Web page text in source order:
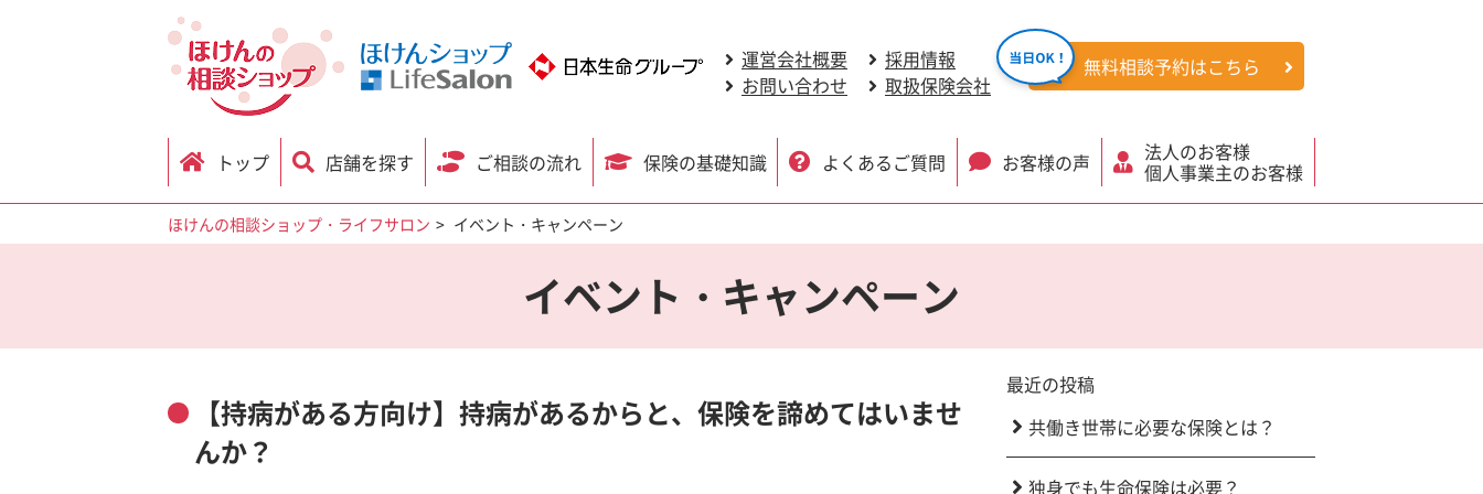
運営会社概要
採用情報
お問い合わせ
取扱保険会社
無料相談予約はこちら
トップ 店舗を探す ご相談の流れ 保険の基礎知識 よくあるご質問 お客様の声 法人のお客様
個人事業主のお客様
ほけんの相談ショップ・ライフサロン イベント・キャンペーン
イベント・キャンペーン
【持病がある方向け】持病があるからと、保険を諦めてはいませ
んか？
最近の投稿
共働き世帯に必要な保険とは？
独身でも生命保険は必要？